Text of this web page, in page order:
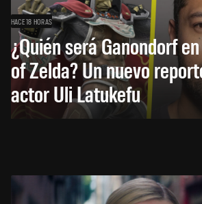
HACE 18 HORAS
¿Quién será Ganondorf
of Zelda? Un nuevo
actor Uli Latukefu